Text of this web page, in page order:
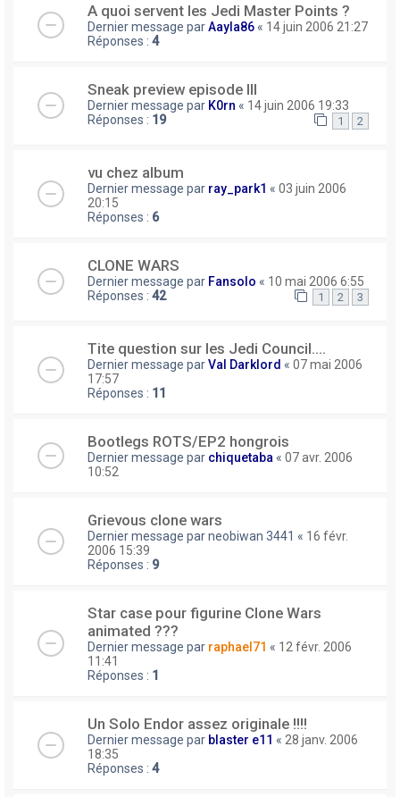
A quoi servent les Jedi Master Points ?
Dernier message parAayla86 « 14 juin 2006 21:27
Réponses : 4
Sneak preview episode III
Dernier message par K0rn « 14 juin 2006 19:33
Réponses : 19 1 2
vu chez album
Dernier message par ray_park1 « 03 juin 2006
20:15
Réponses : 6
CLONE WARS
Dernier message par Fansolo « 10 mai 2006 6:55
Réponses : 42 1 2 3
Tite question sur les Jedi Council....
Dernier message parVal Darklord « 07 mai 2006
17:57
Réponses : 11
Bootlegs ROTS/EP2 hongrois
Dernier message par chiquetaba « 07 avr. 2006
10:52
Grievous clone wars
Dernier message parneobiwan 3441 « 16 févr.
2006 15:39
Réponses : 9
Star case pour figurine Clone Wars
animated ???
Dernier message par raphael71 « 12 févr. 2006
11:41
Réponses : 1
Un Solo Endor assez originale !!!!
Dernier message par blaster e11 « 28 janv. 2006
18:35
Réponses : 4